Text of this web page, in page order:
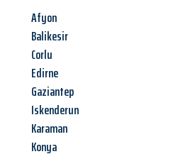
Afyon
Balikesir
Corlu
Edirne
Gaziantep
Iskenderun
Karaman
Konya